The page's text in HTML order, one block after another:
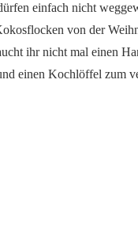
einfach nicht
von der
ihr nicht mal einen
einen Kochlöffel zum